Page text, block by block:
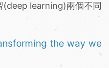
(deep learning)兩個不同
the way we